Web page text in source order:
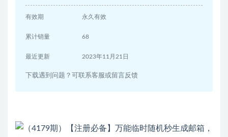
有效期 永久有效
累计销量 68
最近更新 2023年11月21日
下载遇到问题？可联系客服或留言反馈